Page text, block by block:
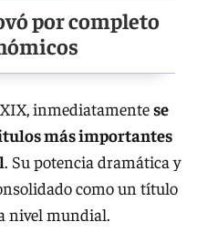
por completo
inmediatamentese
más importantes
. Su potencia dramática y
como un título
nivel mundial.